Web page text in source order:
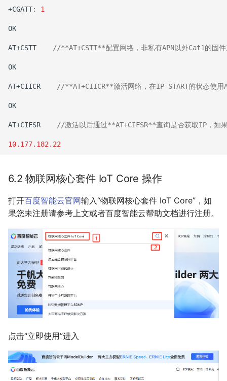
+CGATT: 1
OK
AT+CSTT //**AT+CSTT**配置网络，非私有APN以外Cat1的固件
OK
AT+CIICR //**AT+CIICR**激活网络，在IP START的状态使用
OK
AT+CIFSR //激活以后通过**AT+CIFSR**查询是否获取IP，如果
10.177.182.22
6.2 物联网核心套件 IoT Core 操作
打开百度智能云官网输入“物联网核心套件 IoT Core”，如
果您未注册请参考上文或者百度智能云帮助文档进行注册。
点击“立即使用”进入